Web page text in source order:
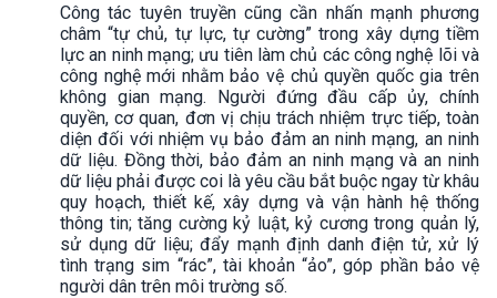
Công tác tuyên truyền cũng cần nhấn mạnh phương
châm “tự chủ, tự lực, tự cường” trong xây dựng tiềm
lực an ninh mạng; ưu tiên làm chủ các công nghệ lõi và
công nghệ mới nhằm bảo vệ chủ quyền quốc gia trên
không gian mạng. Người đứng đầu cấp ủy, chính
quyền, cơ quan, đơn vị chịu trách nhiệm trực tiếp, toàn
diện đối với nhiệm vụ bảo đảm an ninh mạng, an ninh
dữ liệu. Đồng thời, bảo đảm an ninh mạng và an ninh
dữ liệu phải được coi là yêu cầu bắt buộc ngay từ khâu
quy hoạch, thiết kế, xây dựng và vận hành hệ thống
thông tin; tăng cường kỷ luật, kỷ cương trong quản lý,
sử dụng dữ liệu; đẩy mạnh định danh điện tử, xử lý
tình trạng sim “rác”, tài khoản “ảo”, góp phần bảo vệ
người dân trên môi trường số.